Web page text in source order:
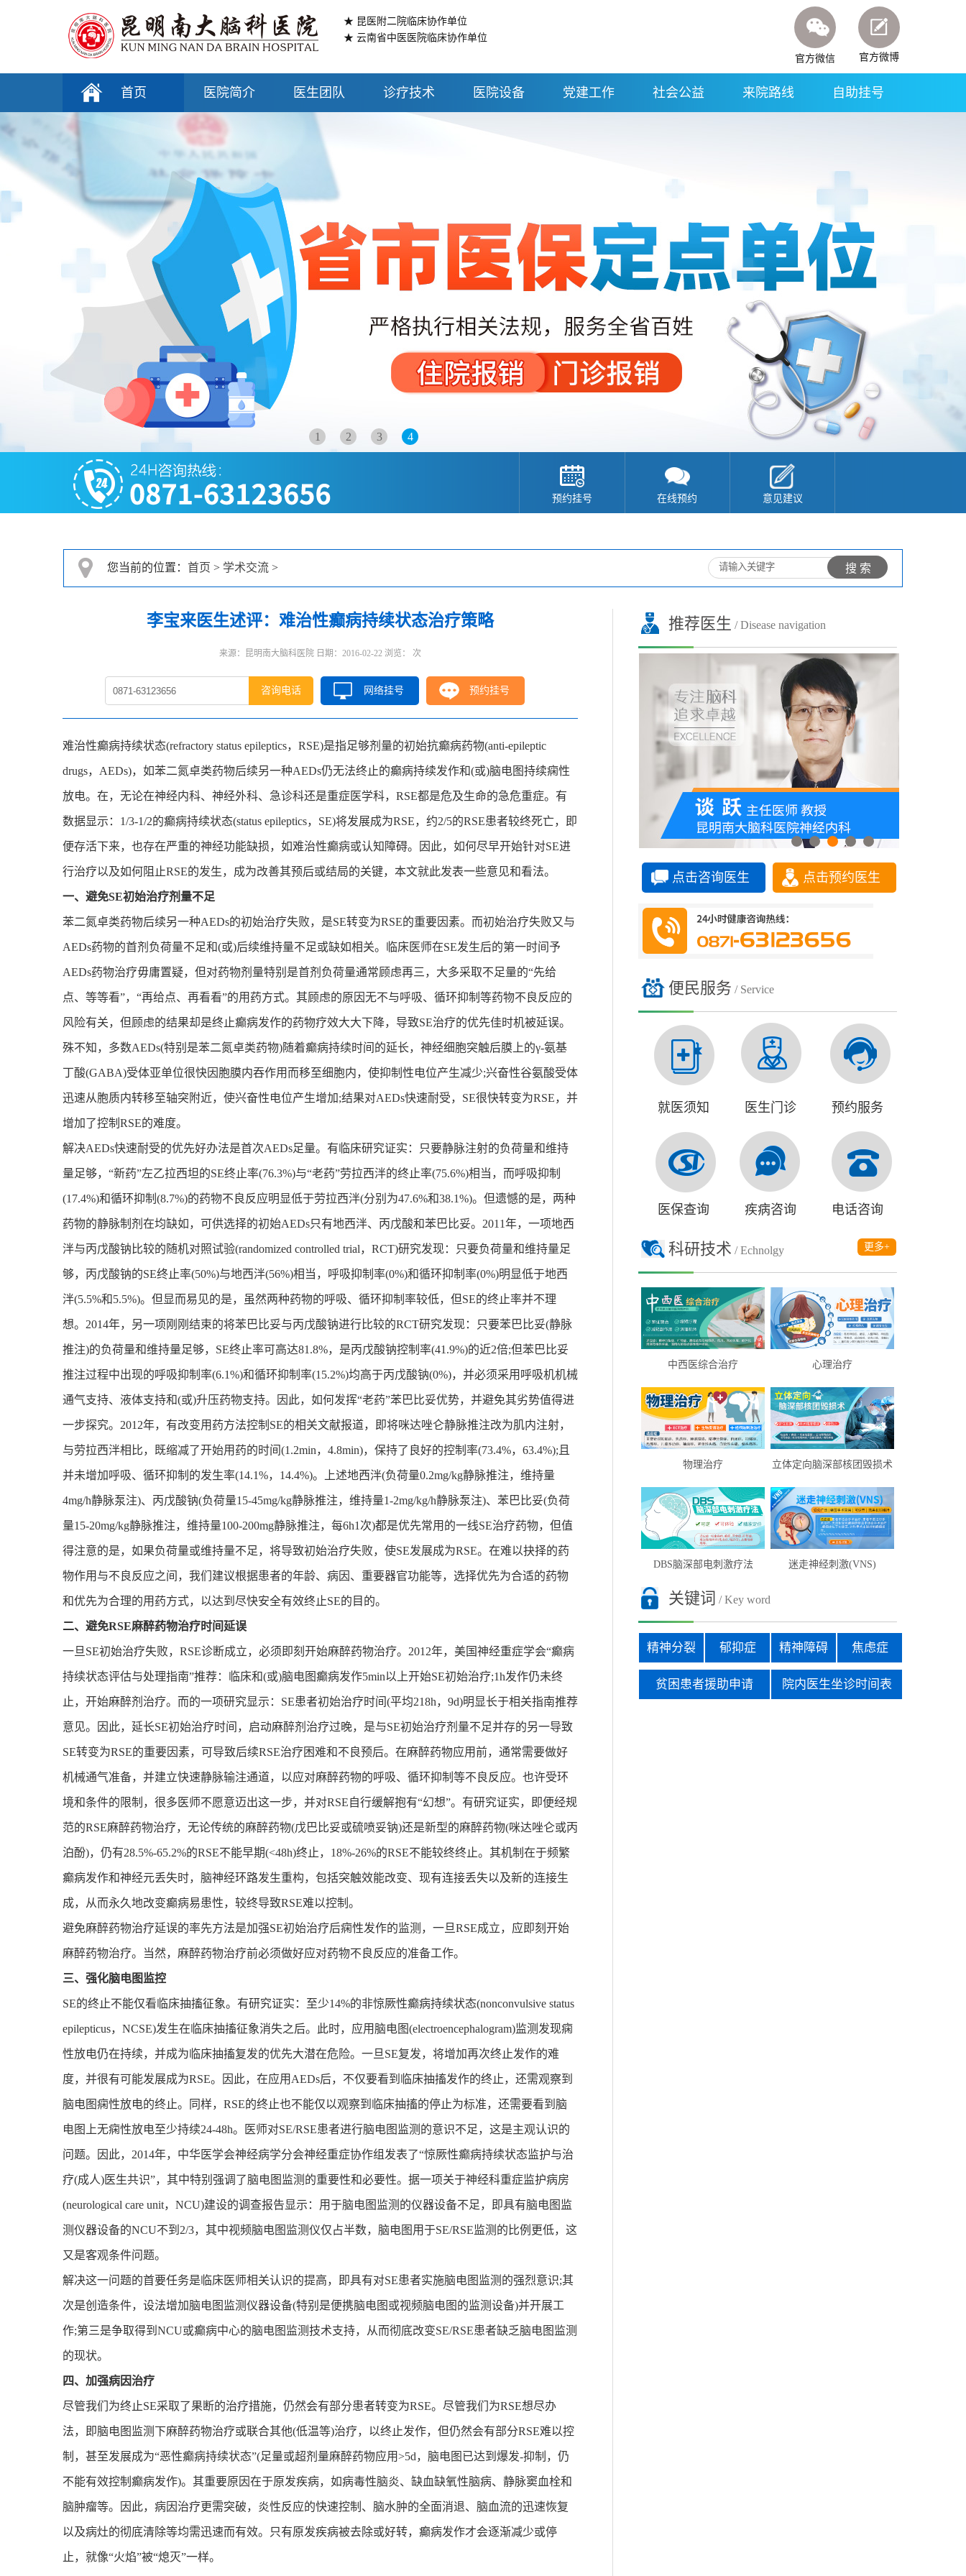
★ 昆医附二院临床协作单位
★ 云南省中医医院临床协作单位
官方微博
官方微信
首页 医院简介 医生团队 诊疗技术 医院设备 党建工作 社会公益 来院路线 自助挂号
1 2 3 4
预约挂号 在线预约 意见建议
您当前的位置： 首页 > 学术交流 >
李宝来医生述评：难治性癫病持续状态治疗策略
来源：昆明南大脑科医院 日期：2016-02-22 浏览： 次
咨询电话 网络挂号 预约挂号
难治性癫病持续状态(refractory status epileptics，RSE)是指足够剂量的初始抗癫病药物(anti-epileptic
drugs，AEDs)，如苯二氮卓类药物后续另一种AEDs仍无法终止的癫病持续发作和(或)脑电图持续痫性
放电。在，无论在神经内科、神经外科、急诊科还是重症医学科，RSE都是危及生命的急危重症。有
数据显示：1/3-1/2的癫病持续状态(status epileptics，SE)将发展成为RSE，约2/5的RSE患者较终死亡，即
便存活下来，也存在严重的神经功能缺损，如难治性癫病或认知障碍。因此，如何尽早开始针对SE进
行治疗以及如何阻止RSE的发生，成为改善其预后或结局的关键，本文就此发表一些意见和看法。
一、避免SE初始治疗剂量不足
苯二氮卓类药物后续另一种AEDs的初始治疗失败，是SE转变为RSE的重要因素。而初始治疗失败又与
AEDs药物的首剂负荷量不足和(或)后续维持量不足或缺如相关。临床医师在SE发生后的第一时间予
AEDs药物治疗毋庸置疑，但对药物剂量特别是首剂负荷量通常顾虑再三，大多采取不足量的“先给
点、等等看”，“再给点、再看看”的用药方式。其顾虑的原因无不与呼吸、循环抑制等药物不良反应的
风险有关，但顾虑的结果却是终止癫病发作的药物疗效大大下降，导致SE治疗的优先佳时机被延误。
殊不知，多数AEDs(特别是苯二氮卓类药物)随着癫病持续时间的延长，神经细胞突触后膜上的γ-氨基
丁酸(GABA)受体亚单位很快因胞膜内吞作用而移至细胞内，使抑制性电位产生减少;兴奋性谷氨酸受体
迅速从胞质内转移至轴突附近，使兴奋性电位产生增加;结果对AEDs快速耐受，SE很快转变为RSE，并
增加了控制RSE的难度。
解决AEDs快速耐受的优先好办法是首次AEDs足量。有临床研究证实：只要静脉注射的负荷量和维持
量足够，“新药”左乙拉西坦的SE终止率(76.3%)与“老药”劳拉西泮的终止率(75.6%)相当，而呼吸抑制
(17.4%)和循环抑制(8.7%)的药物不良反应明显低于劳拉西泮(分别为47.6%和38.1%)。但遗憾的是，两种
药物的静脉制剂在均缺如，可供选择的初始AEDs只有地西泮、丙戊酸和苯巴比妥。2011年，一项地西
泮与丙戊酸钠比较的随机对照试验(randomized controlled trial，RCT)研究发现：只要负荷量和维持量足
够，丙戊酸钠的SE终止率(50%)与地西泮(56%)相当，呼吸抑制率(0%)和循环抑制率(0%)明显低于地西
泮(5.5%和5.5%)。但显而易见的是，虽然两种药物的呼吸、循环抑制率较低，但SE的终止率并不理
想。2014年，另一项刚刚结束的将苯巴比妥与丙戊酸钠进行比较的RCT研究发现：只要苯巴比妥(静脉
推注)的负荷量和维持量足够，SE终止率可高达81.8%，是丙戊酸钠控制率(41.9%)的近2倍;但苯巴比妥
推注过程中出现的呼吸抑制率(6.1%)和循环抑制率(15.2%)均高于丙戊酸钠(0%)，并必须采用呼吸机机械
通气支持、液体支持和(或)升压药物支持。因此，如何发挥“老药”苯巴比妥优势，并避免其劣势值得进
一步探究。2012年，有改变用药方法控制SE的相关文献报道，即将咪达唑仑静脉推注改为肌内注射，
与劳拉西泮相比，既缩减了开始用药的时间(1.2min，4.8min)，保持了良好的控制率(73.4%，63.4%);且
并未增加呼吸、循环抑制的发生率(14.1%，14.4%)。上述地西泮(负荷量0.2mg/kg静脉推注，维持量
4mg/h静脉泵注)、丙戊酸钠(负荷量15-45mg/kg静脉推注，维持量1-2mg/kg/h静脉泵注)、苯巴比妥(负荷
量15-20mg/kg静脉推注，维持量100-200mg静脉推注，每6h1次)都是优先常用的一线SE治疗药物，但值
得注意的是，如果负荷量或维持量不足，将导致初始治疗失败，使SE发展成为RSE。在难以抉择的药
物作用与不良反应之间，我们建议根据患者的年龄、病因、重要器官功能等，选择优先为合适的药物
和优先为合理的用药方式，以达到尽快安全有效终止SE的目的。
二、避免RSE麻醉药物治疗时间延误
一旦SE初始治疗失败，RSE诊断成立，必须即刻开始麻醉药物治疗。2012年，美国神经重症学会“癫病
持续状态评估与处理指南”推荐：临床和(或)脑电图癫病发作5min以上开始SE初始治疗;1h发作仍未终
止，开始麻醉剂治疗。而的一项研究显示：SE患者初始治疗时间(平均218h，9d)明显长于相关指南推荐
意见。因此，延长SE初始治疗时间，启动麻醉剂治疗过晚，是与SE初始治疗剂量不足并存的另一导致
SE转变为RSE的重要因素，可导致后续RSE治疗困难和不良预后。在麻醉药物应用前，通常需要做好
机械通气准备，并建立快速静脉输注通道，以应对麻醉药物的呼吸、循环抑制等不良反应。也许受环
境和条件的限制，很多医师不愿意迈出这一步，并对RSE自行缓解抱有“幻想”。有研究证实，即便经规
范的RSE麻醉药物治疗，无论传统的麻醉药物(戊巴比妥或硫喷妥钠)还是新型的麻醉药物(咪达唑仑或丙
泊酚)，仍有28.5%-65.2%的RSE不能早期(<48h)终止，18%-26%的RSE不能较终终止。其机制在于频繁
癫病发作和神经元丢失时，脑神经环路发生重构，包括突触效能改变、现有连接丢失以及新的连接生
成，从而永久地改变癫病易患性，较终导致RSE难以控制。
避免麻醉药物治疗延误的率先方法是加强SE初始治疗后痫性发作的监测，一旦RSE成立，应即刻开始
麻醉药物治疗。当然，麻醉药物治疗前必须做好应对药物不良反应的准备工作。
三、强化脑电图监控
SE的终止不能仅看临床抽搐征象。有研究证实：至少14%的非惊厥性癫病持续状态(nonconvulsive status
epilepticus，NCSE)发生在临床抽搐征象消失之后。此时，应用脑电图(electroencephalogram)监测发现痫
性放电仍在持续，并成为临床抽搐复发的优先大潜在危险。一旦SE复发，将增加再次终止发作的难
度，并很有可能发展成为RSE。因此，在应用AEDs后，不仅要看到临床抽搐发作的终止，还需观察到
脑电图痫性放电的终止。同样，RSE的终止也不能仅以观察到临床抽搐的停止为标准，还需要看到脑
电图上无痫性放电至少持续24-48h。医师对SE/RSE患者进行脑电图监测的意识不足，这是主观认识的
问题。因此，2014年，中华医学会神经病学分会神经重症协作组发表了“惊厥性癫病持续状态监护与治
疗(成人)医生共识”，其中特别强调了脑电图监测的重要性和必要性。据一项关于神经科重症监护病房
(neurological care unit，NCU)建设的调查报告显示：用于脑电图监测的仪器设备不足，即具有脑电图监
测仪器设备的NCU不到2/3，其中视频脑电图监测仪仅占半数，脑电图用于SE/RSE监测的比例更低，这
又是客观条件问题。
解决这一问题的首要任务是临床医师相关认识的提高，即具有对SE患者实施脑电图监测的强烈意识;其
次是创造条件，设法增加脑电图监测仪器设备(特别是便携脑电图或视频脑电图的监测设备)并开展工
作;第三是争取得到NCU或癫病中心的脑电图监测技术支持，从而彻底改变SE/RSE患者缺乏脑电图监测
的现状。
四、加强病因治疗
尽管我们为终止SE采取了果断的治疗措施，仍然会有部分患者转变为RSE。尽管我们为RSE想尽办
法，即脑电图监测下麻醉药物治疗或联合其他(低温等)治疗，以终止发作，但仍然会有部分RSE难以控
制，甚至发展成为“恶性癫病持续状态”(足量或超剂量麻醉药物应用>5d，脑电图已达到爆发-抑制，仍
不能有效控制癫病发作)。其重要原因在于原发疾病，如病毒性脑炎、缺血缺氧性脑病、静脉窦血栓和
脑肿瘤等。因此，病因治疗更需突破，炎性反应的快速控制、脑水肿的全面消退、脑血流的迅速恢复
以及病灶的彻底清除等均需迅速而有效。只有原发疾病被去除或好转，癫病发作才会逐渐减少或停
止，就像“火焰”被“熄灭”一样。
推荐医生 / Disease navigation
点击咨询医生 点击预约医生
便民服务 / Service
就医须知 医生门诊 预约服务
医保查询 疾病咨询 电话咨询
科研技术 / Echnolgy 更多+
中西医综合治疗 心理治疗
物理治疗 立体定向脑深部核团毁损术
DBS脑深部电刺激疗法 迷走神经刺激(VNS)
关键词 / Key word
精神分裂 郁抑症 精神障碍 焦虑症
贫困患者援助申请 院内医生坐诊时间表